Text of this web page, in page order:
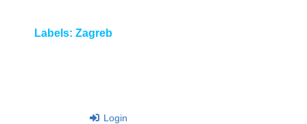
Labels: Zagreb
Login